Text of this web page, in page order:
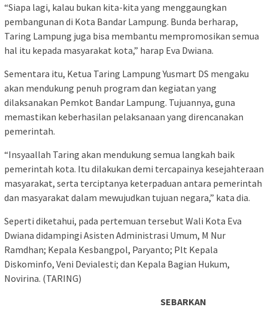
“Siapa lagi, kalau bukan kita-kita yang menggaungkan
pembangunan di Kota Bandar Lampung. Bunda berharap,
Taring Lampung juga bisa membantu mempromosikan semua
hal itu kepada masyarakat kota,” harap Eva Dwiana.
Sementara itu, Ketua Taring Lampung Yusmart DS mengaku
akan mendukung penuh program dan kegiatan yang
dilaksanakan Pemkot Bandar Lampung. Tujuannya, guna
memastikan keberhasilan pelaksanaan yang direncanakan
pemerintah.
“Insyaallah Taring akan mendukung semua langkah baik
pemerintah kota. Itu dilakukan demi tercapainya kesejahteraan
masyarakat, serta terciptanya keterpaduan antara pemerintah
dan masyarakat dalam mewujudkan tujuan negara,” kata dia.
Seperti diketahui, pada pertemuan tersebut Wali Kota Eva
Dwiana didampingi Asisten Administrasi Umum, M Nur
Ramdhan; Kepala Kesbangpol, Paryanto; Plt Kepala
Diskominfo, Veni Devialesti; dan Kepala Bagian Hukum,
Novirina. (TARING)
SEBARKAN